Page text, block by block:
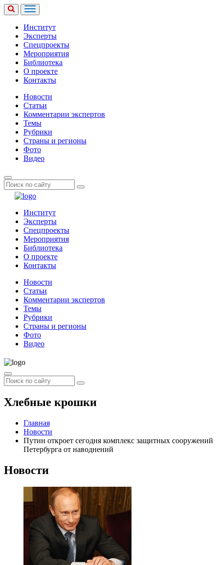
Институт
Эксперты
Спецпроекты
Мероприятия
Библиотека
О проекте
Контакты
Новости
Статьи
Комментарии экспертов
Темы
Рубрики
Страны и регионы
Фото
Видео
Институт
Эксперты
Спецпроекты
Мероприятия
Библиотека
О проекте
Контакты
Новости
Статьи
Комментарии экспертов
Темы
Рубрики
Страны и регионы
Фото
Видео
Хлебные крошки
Главная
Новости
Путин откроет сегодня комплекс защитных сооружений
Петербурга от наводнений
Новости